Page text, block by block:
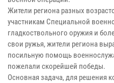
Жители региона разных
участникам Специальной
гладкоствольного оружия и
свои ружья, жители региона
посильную помощь
пожелали скорейшей победы.
Основная задача, для решения